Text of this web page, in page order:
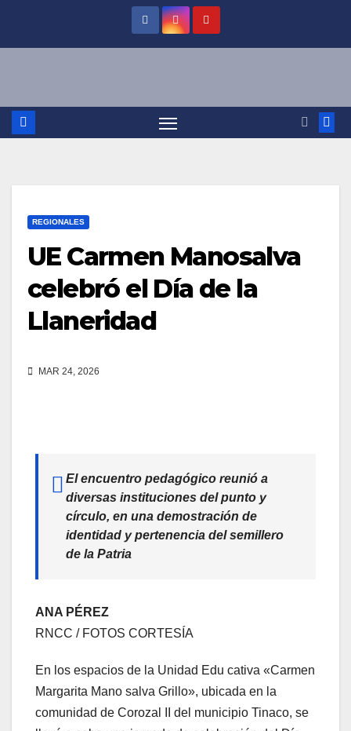
REGIONALES
UE Carmen Manosalva
celebró el Día de la
Llaneridad
MAR 24, 2026
El encuentro pedagógico reunió a
diversas instituciones del punto y
círculo, en una demostración de
identidad y pertenencia del semillero
de la Patria
ANA PÉREZ
RNCC / FOTOS CORTESÍA
En los espacios de la Unidad Edu cativa «Carmen
Margarita Mano salva Grillo», ubicada en la
comunidad de Corozal II del municipio Tinaco, se